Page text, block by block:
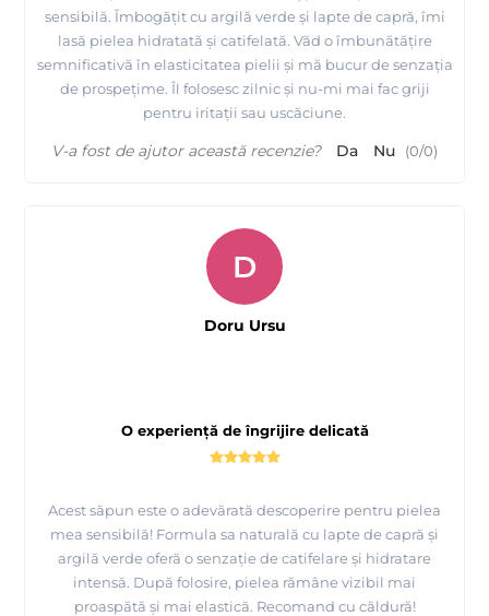
sensibilă. Îmbogățit cu argilă verde și lapte de capră, îmi
lasă pielea hidratată și catifelată. Văd o îmbunătățire
semnificativă în elasticitatea pielii și mă bucur de senzația
de prospețime. Îl folosesc zilnic și nu-mi mai fac griji
pentru iritații sau uscăciune.
V-a fost de ajutor această recenzie? Da Nu (0/0)
O experiență de îngrijire delicată
Acest săpun este o adevărată descoperire pentru pielea
mea sensibilă! Formula sa naturală cu lapte de capră și
argilă verde oferă o senzație de catifelare și hidratare
intensă. După folosire, pielea rămâne vizibil mai
proaspătă și mai elastică. Recomand cu căldură!
D
Doru Ursu